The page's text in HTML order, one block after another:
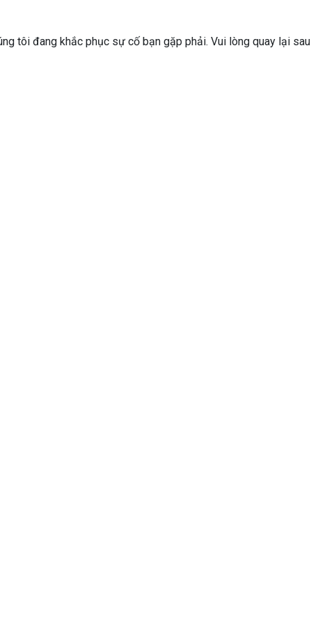
tôi đang khắc phục sự cố bạn gặp phải. Vui lòng quay lại sau